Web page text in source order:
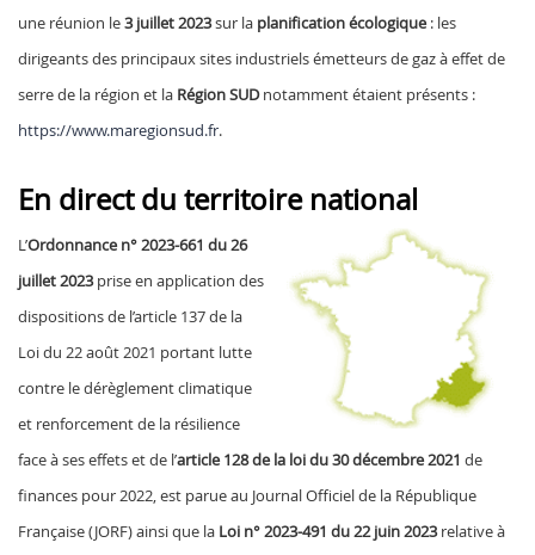
une réunion le3 juillet 2023sur la planification écologique: les
dirigeants des principaux sites industriels émetteurs de gaz à effet de
serre de la région et la Région SUDnotamment étaient présents :
https://www.maregionsud.fr.
En direct du territoire national
L’Ordonnance n° 2023-661 du 26
juillet 2023prise en application des
dispositions de l’article 137 de la
Loi du 22 août 2021 portant lutte
contre le dérèglement climatique
et renforcement de la résilience
face à ses effets et de l’article 128 de la loi du 30 décembre 2021 de
finances pour 2022, est parue au Journal Officiel de la République
Française (JORF) ainsi que la Loi n° 2023-491 du 22 juin 2023relative à